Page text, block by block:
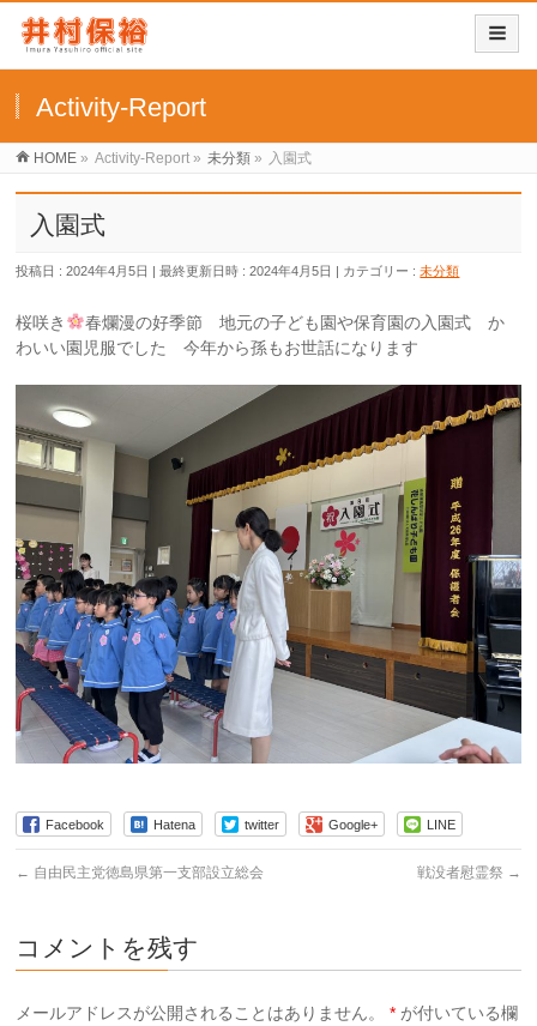
Activity-Report
HOME » Activity-Report » 未分類 » 入園式
入園式
投稿日 : 2024年4月5日 最終更新日時 : 2024年4月5日 カテゴリー :未分類
桜咲き
春爛漫の好季節 地元の子ども園や保育園の入園式 か
わいい園児服でした 今年から孫もお世話になります
Facebook Hatena twitter Google+ LINE
← 自由民主党徳島県第一支部設立総会 戦没者慰霊祭 →
コメントを残す
メールアドレスが公開されることはありません。 * が付いている欄